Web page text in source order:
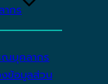
กร
ณบุคลากร
ข้อมูลส่วน